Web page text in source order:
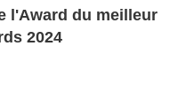
l'Award du meilleur
2024